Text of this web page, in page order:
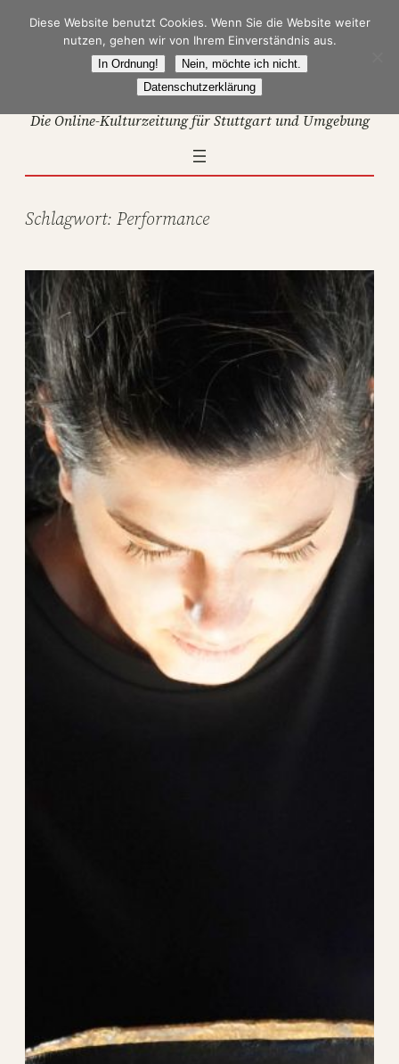
Zum
Die Online-Kulturzeitung für Stuttgart und Umgebung
Schlagwort: Performance
Diese Website benutzt Cookies. Wenn Sie die Website weiter
nutzen, gehen wir von Ihrem Einverständnis aus.
In Ordnung!
Nein, möchte ich nicht.
Datenschutzerklärung